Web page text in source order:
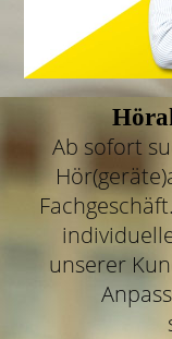
Ab sofort
unserer